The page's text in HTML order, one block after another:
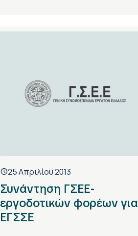
25 Απριλίου 2013
Συνάντηση ΓΣΕΕ-
εργοδοτικών φορέων για
ΕΓΣΣΕ